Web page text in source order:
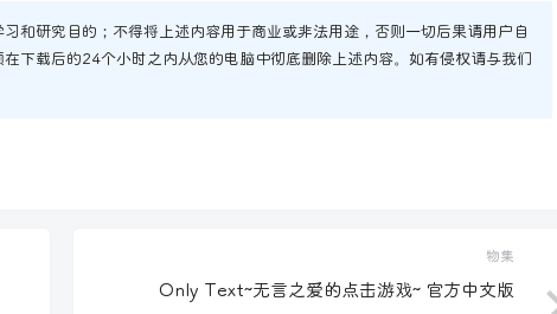
和研究目的；不得将上述内容用于商业或非法用途，否则一切后果请用户自
下载后的24个小时之内从您的电脑中彻底删除上述内容。如有侵权请与我们
物集
Only Text~无言之爱的点击游戏~ 官方中文版